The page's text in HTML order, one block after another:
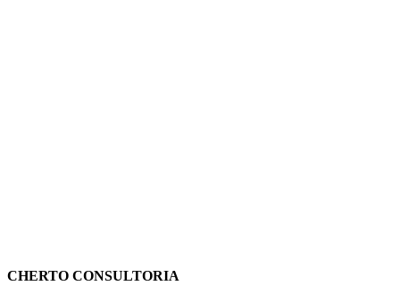
CHERTO CONSULTORIA